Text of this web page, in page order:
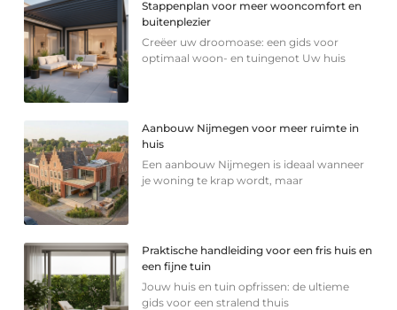
Stappenplan voor meer wooncomfort en
buitenplezier
Creëer uw droomoase: een gids voor
optimaal woon- en tuingenot Uw huis
Aanbouw Nijmegen voor meer ruimte in
huis
Een aanbouw Nijmegen is ideaal wanneer
je woning te krap wordt, maar
Praktische handleiding voor een fris huis en
een fijne tuin
Jouw huis en tuin opfrissen: de ultieme
gids voor een stralend thuis